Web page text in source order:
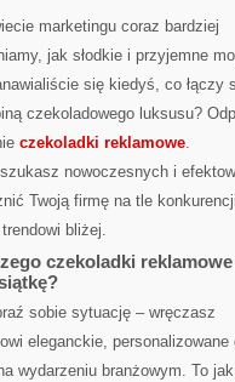
marketingu coraz bardziej
jak słodkie i przyjemne
się kiedyś, co łączy
czekoladowego luksusu?
czekoladki reklamowe.
nowoczesnych i
Twoją firmę na tle
bliżej.
czekoladki
sobie sytuację – wręczasz
eleganckie,
wydarzeniu branżowym. To